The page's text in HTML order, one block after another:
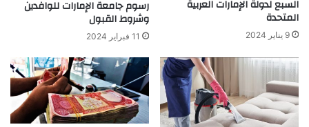
السبع لدولة الإمارات العربية
المتحدة
9 يناير 2024
رسوم جامعة الإمارات للوافدين
وشروط القبول
11 فبراير 2024